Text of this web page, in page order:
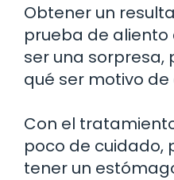
Obtener un
prueba de aliento
ser una sorpresa,
qué ser motivo
Con el
poco de cuidado,
tener un